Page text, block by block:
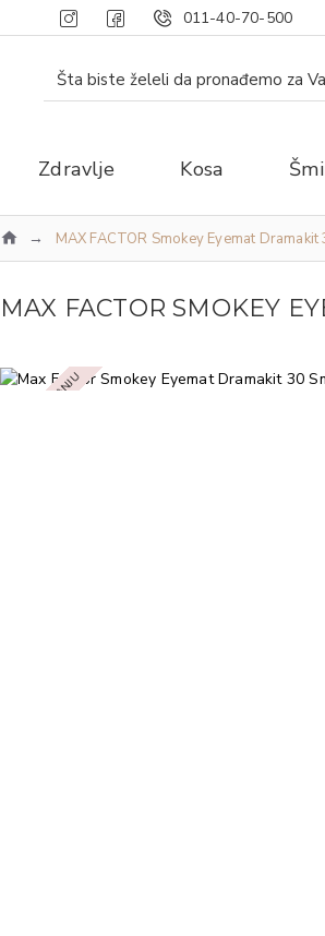
011-40-70-500
Zdravlje Kosa
MAX FACTOR Smokey Eyemat
MAX FACTOR SMOKEY
NEMA NA STANJU